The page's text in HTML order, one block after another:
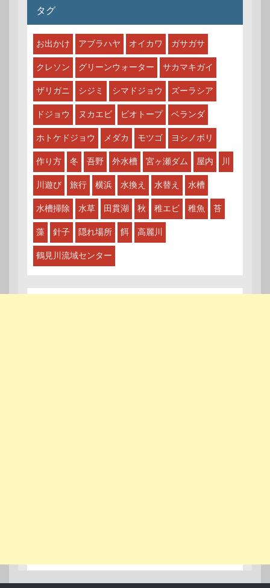
タグ
お出かけ アブラハヤ オイカワ ガサガサ
クレソン グリーンウォーター サカマキガイ
ザリガニ シジミ シマドジョウ ズーラシア
ドジョウ ヌカエビ ビオトープ ベランダ
ホトケドジョウ メダカ モツゴ ヨシノボリ
作り方 冬 吾野 外水槽 宮ヶ瀬ダム 屋内 川
川遊び 旅行 横浜 水換え 水替え 水槽
水槽掃除 水草 田貫湖 秋 稚エビ 稚魚 苔
藻 針子 隠れ場所 餌 高麗川
鶴見川流域センター